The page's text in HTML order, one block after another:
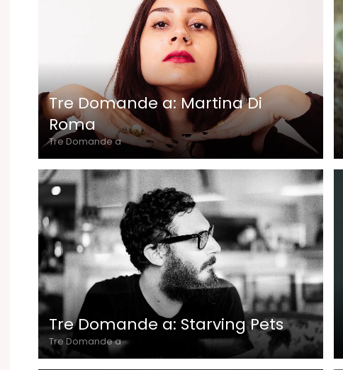
Tre Domande a: Martina Di
Roma
Tre Domande a
Tre Domande a: Starving Pets
Tre Domande a